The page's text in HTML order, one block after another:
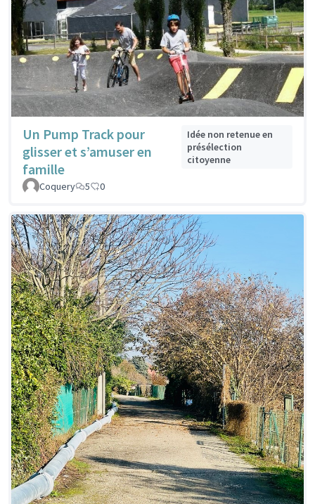
Un Pump Track pour
glisser et s’amuser en
famille
Idée non retenue en
présélection
citoyenne
Coquery 5 0